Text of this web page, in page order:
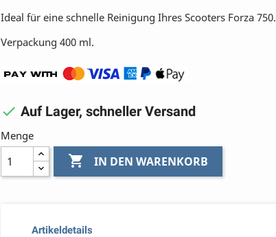
Ideal für eine schnelle Reinigung Ihres Scooters Forza 750.
Verpackung 400 ml.
 Auf Lager, schneller Versand
Menge
 IN DEN WARENKORB
Artikeldetails